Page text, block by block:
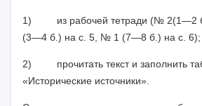
1)
из рабочей тетради (№
(3—4 б.) на с. 5, № 1 (7—8 б.) на с. 6);
2)
прочитать текст и заполнить
«Исторические источники».